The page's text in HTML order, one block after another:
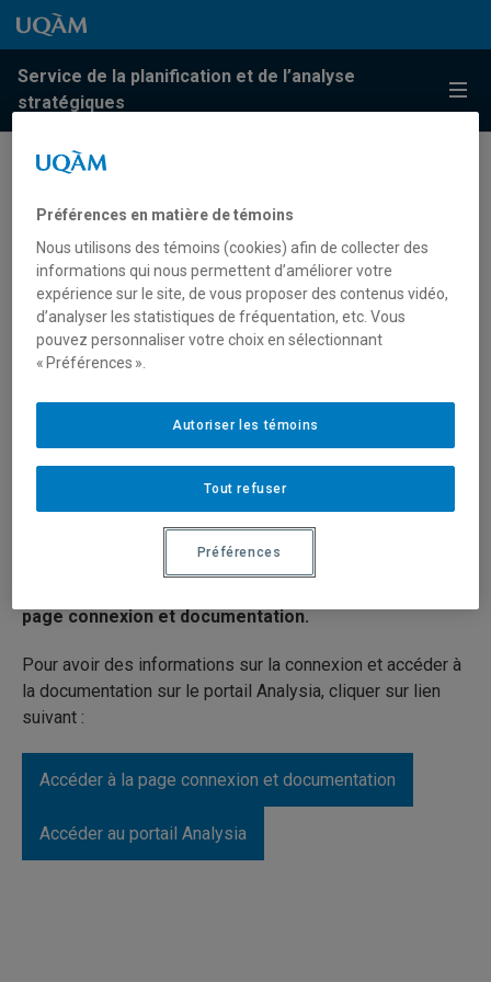
Passer au contenu
Accéder au menu principal
Accéder à la recherche
Passer au contenu
Accéder au menu principal
Service de la planification et de l’analyse
stratégiques
Le portail Analysia du Service de la planification et de
l’analyse stratégiques fournit aux membres de la
communauté de l’UQAM des rapports statistiques sur la
population étudiante, les cours suivis, l’historique des
programmes d’études et les résultats d’enquêtes
qu’à des catégories de personnel particulières.
Information de connexion et
documentation
Le portail Analysia a changé. Si c’est votre première
page connexion et documentation.
Pour avoir des informations sur la connexion et accéder à
la documentation sur le portail Analysia, cliquer sur lien
suivant :
Accéder à la page connexion et documentation
Accéder au portail Analysia
Préférences en matière de témoins
Nous utilisons des témoins (cookies) afin de collecter des
informations qui nous permettent d’améliorer votre
expérience sur le site, de vous proposer des contenus vidéo,
d’analyser les statistiques de fréquentation, etc. Vous
pouvez personnaliser votre choix en sélectionnant
« Préférences ».
Tout refuser
Autoriser les témoins
Préférences